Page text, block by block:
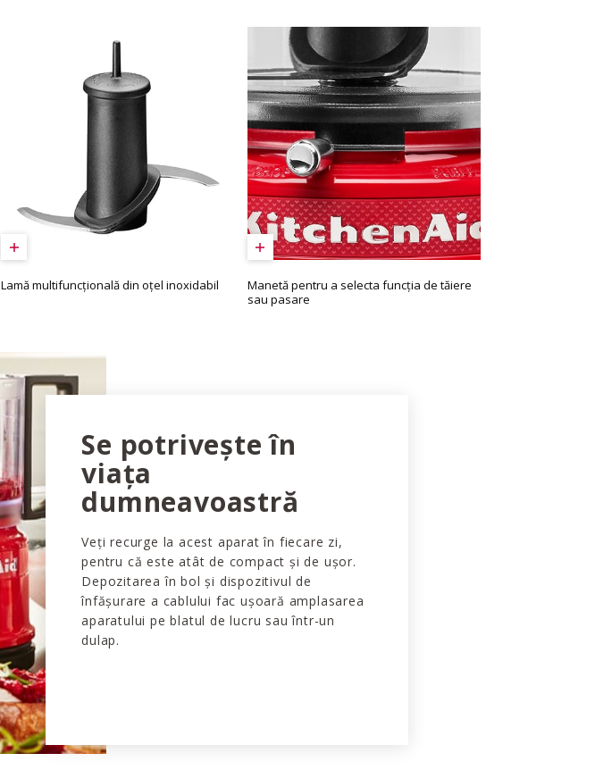
Lamă multifuncțională din oțel inoxidabil
Manetă pentru a selecta funcția de tăiere
sau pasare
Se potrivește în
viața
dumneavoastră
Veți recurge la acest aparat în fiecare zi,
pentru că este atât de compact și de ușor.
Depozitarea în bol și dispozitivul de
înfășurare a cablului fac ușoară amplasarea
aparatului pe blatul de lucru sau într-un
dulap.